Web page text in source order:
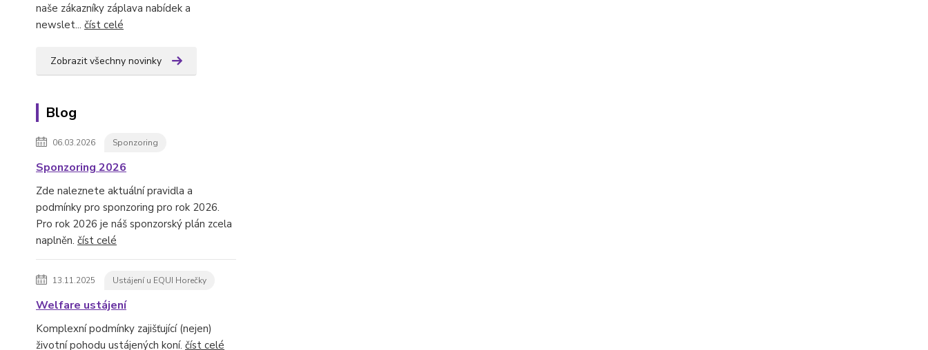
naše zákazníky záplava nabídek a
newslet... číst celé
Zobrazit všechny novinky
Blog
06.03.2026 Sponzoring
Sponzoring 2026
Zde naleznete aktuální pravidla a
podmínky pro sponzoring pro rok 2026.
Pro rok 2026 je náš sponzorský plán zcela
naplněn. číst celé
13.11.2025 Ustájení u EQUI Horečky
Welfare ustájení
Komplexní podmínky zajišťující (nejen)
životní pohodu ustájených koní. číst celé